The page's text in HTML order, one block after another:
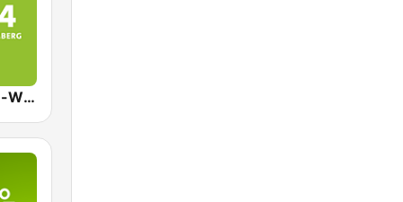
SWR4 Baden-Württemberg